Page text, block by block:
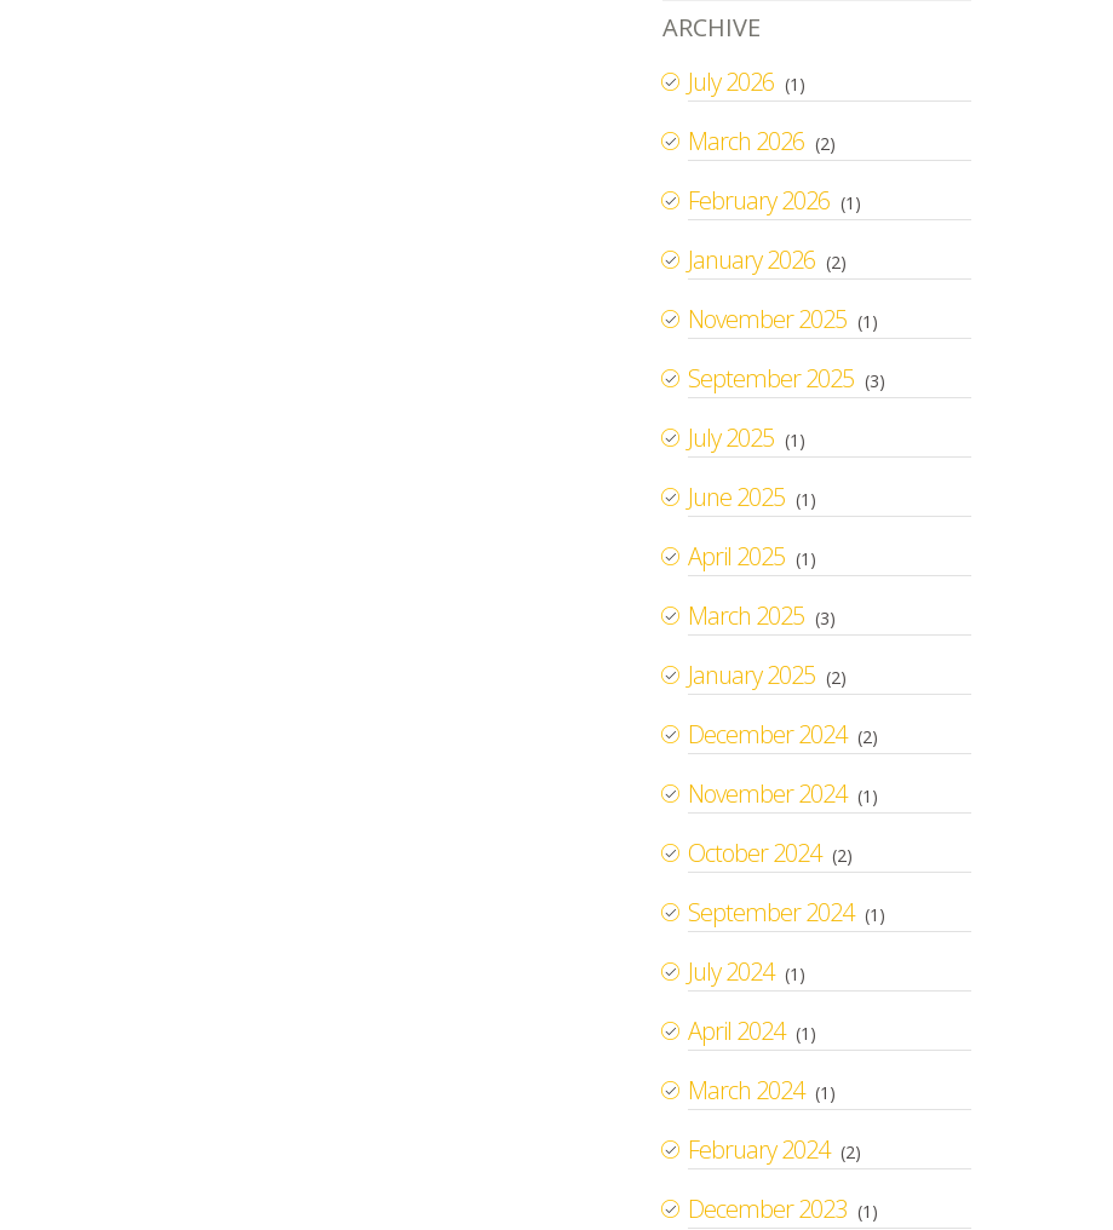
ARCHIVE
July 2026 (1)
March 2026 (2)
February 2026 (1)
January 2026 (2)
November 2025 (1)
September 2025 (3)
July 2025 (1)
June 2025 (1)
April 2025 (1)
March 2025 (3)
January 2025 (2)
December 2024 (2)
November 2024 (1)
October 2024 (2)
September 2024 (1)
July 2024 (1)
April 2024 (1)
March 2024 (1)
February 2024 (2)
December 2023 (1)